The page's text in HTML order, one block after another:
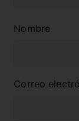
Nombre
Correo